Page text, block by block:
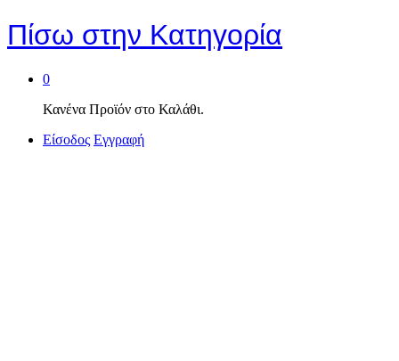
Πίσω στην Κατηγορία
0
Κανένα Προϊόν στο Καλάθι.
Είσοδος Εγγραφή